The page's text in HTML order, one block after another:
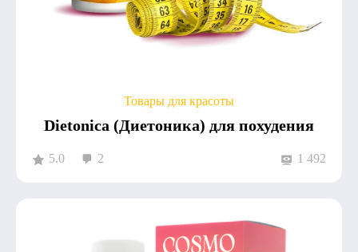
Товары для красоты
Dietonica (Диетоника) для похудения
5.0 2 1 492